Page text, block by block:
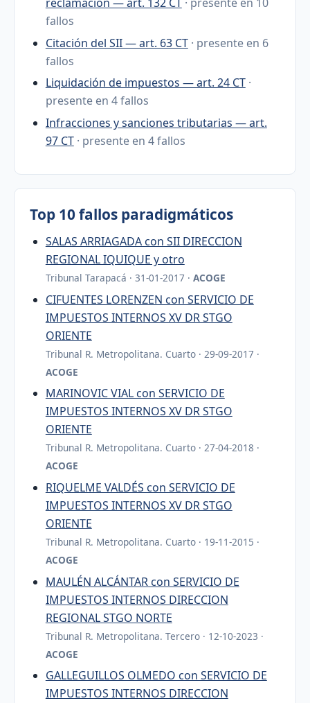
fallos
Citación del SII — art. 63 CT · presente en 6
fallos
Liquidación de impuestos — art. 24 CT ·
presente en 4 fallos
Infracciones y sanciones tributarias — art.
97 CT · presente en 4 fallos
Top 10 fallos paradigmáticos
SALAS ARRIAGADA con SII DIRECCION
REGIONAL IQUIQUE y otro
Tribunal Tarapacá · 31-01-2017 · ACOGE
CIFUENTES LORENZEN con SERVICIO DE
IMPUESTOS INTERNOS XV DR STGO
ORIENTE
Tribunal R. Metropolitana. Cuarto · 29-09-2017 ·
ACOGE
MARINOVIC VIAL con SERVICIO DE
IMPUESTOS INTERNOS XV DR STGO
ORIENTE
Tribunal R. Metropolitana. Cuarto · 27-04-2018 ·
ACOGE
RIQUELME VALDÉS con SERVICIO DE
IMPUESTOS INTERNOS XV DR STGO
ORIENTE
Tribunal R. Metropolitana. Cuarto · 19-11-2015 ·
ACOGE
MAULÉN ALCÁNTAR con SERVICIO DE
IMPUESTOS INTERNOS DIRECCION
REGIONAL STGO NORTE
Tribunal R. Metropolitana. Tercero · 12-10-2023 ·
ACOGE
GALLEGUILLOS OLMEDO con SERVICIO DE
IMPUESTOS INTERNOS DIRECCION